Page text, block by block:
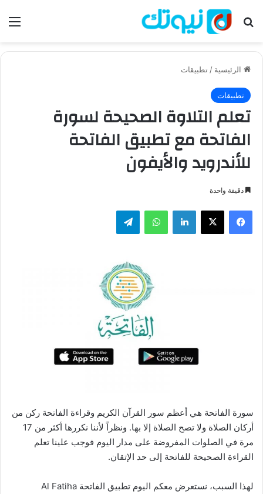
بحث عن
الرئيسية / تطبيقات
تطبيقات
تعلم التلاوة الصحيحة لسورة
الفاتحة مع تطبيق الفاتحة
للأندرويد والأيفون
دقيقة واحدة
فيسبوك لينكدإن واتساب
سورة الفاتحة هي أعظم سور القرآن الكريم وقراءة الفاتحة ركن من
أركان الصلاة ولا تصح الصلاة إلا بها. ونظراً لأننا نكررها أكثر من 17
مرة في الصلوات المفروضة على مدار اليوم فوجب علينا تعلم
القراءة الصحيحة للفاتحة إلى حد الإتقان.
لهذا السبب، نستعرض معكم اليوم تطبيق الفاتحة Al Fatiha